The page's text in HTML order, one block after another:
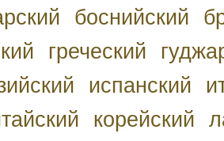
боснийский
греческий
испанский
корейский